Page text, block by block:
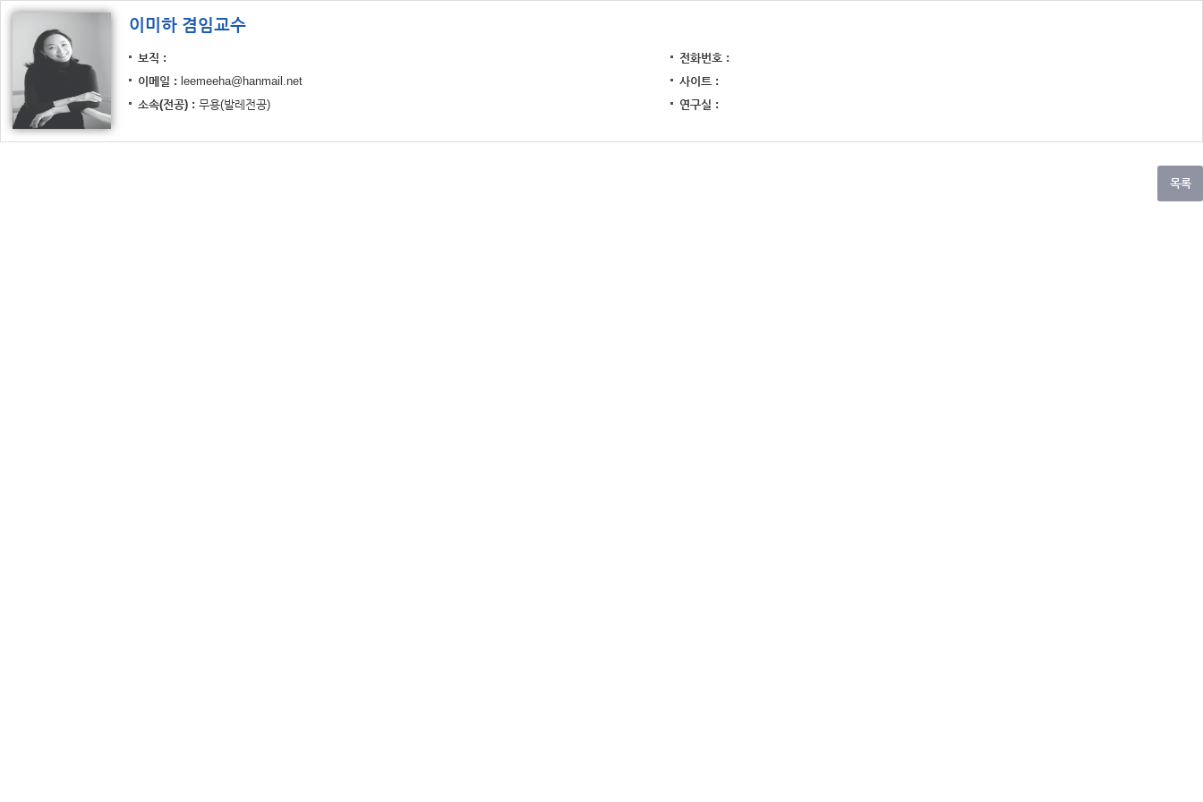
이미하 겸임교수
보직
전화번호
이메일
leemeeha@hanmail.net
사이트
소속(전공)
무용(발레전공) 연구실